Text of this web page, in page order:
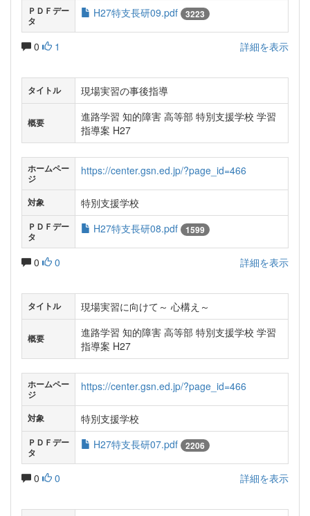
ＰＤＦデー
タ
H27特支長研09.pdf 3223
0 1 詳細を表示
タイトル 現場実習の事後指導
概要
進路学習 知的障害 高等部 特別支援学校 学習
指導案 H27
ホームペー
ジ
https://center.gsn.ed.jp/?page_id=466
対象 特別支援学校
ＰＤＦデー
タ
H27特支長研08.pdf 1599
0 0 詳細を表示
タイトル 現場実習に向けて～ 心構え～
概要
進路学習 知的障害 高等部 特別支援学校 学習
指導案 H27
ホームペー
ジ
https://center.gsn.ed.jp/?page_id=466
対象 特別支援学校
ＰＤＦデー
タ
H27特支長研07.pdf 2206
0 0 詳細を表示